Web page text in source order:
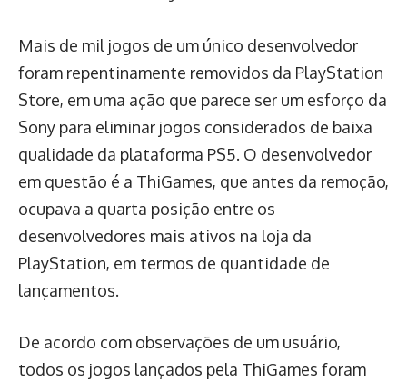
Mais de mil jogos de um único desenvolvedor
foram repentinamente removidos da PlayStation
Store, em uma ação que parece ser um esforço da
Sony para eliminar jogos considerados de baixa
qualidade da plataforma PS5. O desenvolvedor
em questão é a ThiGames, que antes da remoção,
ocupava a quarta posição entre os
desenvolvedores mais ativos na loja da
PlayStation, em termos de quantidade de
lançamentos.
De acordo com observações de um usuário,
todos os jogos lançados pela ThiGames foram